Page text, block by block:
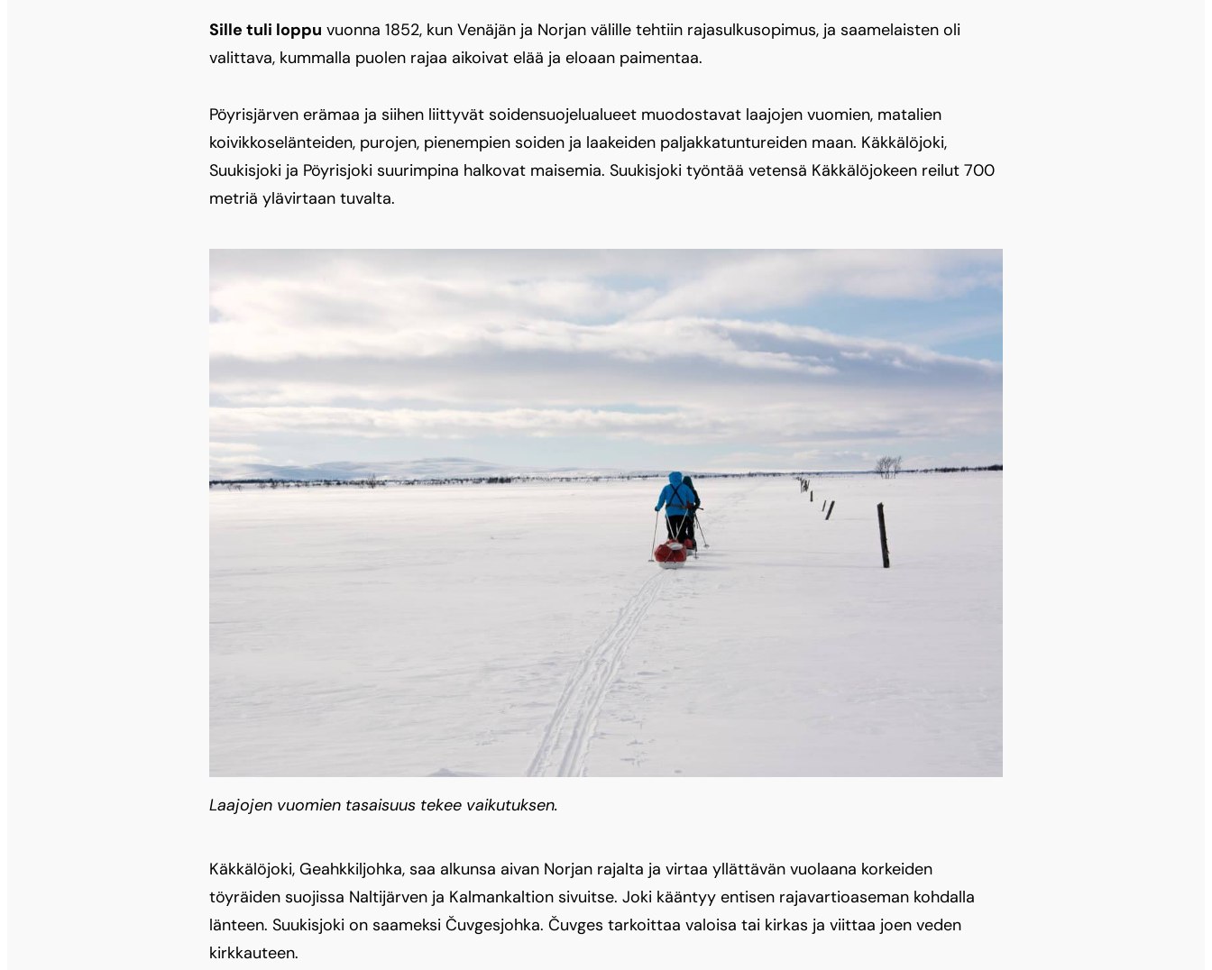
Sille tuli loppu vuonna 1852, kun Venäjän ja Norjan välille tehtiin rajasulkusopimus, ja saamelaisten oli
valittava, kummalla puolen rajaa aikoivat elää ja eloaan paimentaa.
Pöyrisjärven erämaa ja siihen liittyvät soidensuojelualueet muodostavat laajojen vuomien, matalien
koivikkoselänteiden, purojen, pienempien soiden ja laakeiden paljakkatuntureiden maan. Käkkälöjoki,
Suukisjoki ja Pöyrisjoki suurimpina halkovat maisemia. Suukisjoki työntää vetensä Käkkälöjokeen reilut 700
metriä ylävirtaan tuvalta.
Laajojen vuomien tasaisuus tekee vaikutuksen.
Käkkälöjoki, Geahkkiljohka, saa alkunsa aivan Norjan rajalta ja virtaa yllättävän vuolaana korkeiden
töyräiden suojissa Naltijärven ja Kalmankaltion sivuitse. Joki kääntyy entisen rajavartioaseman kohdalla
länteen. Suukisjoki on saameksi Čuvgesjohka. Čuvges tarkoittaa valoisa tai kirkas ja viittaa joen veden
kirkkauteen.